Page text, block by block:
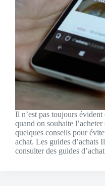
Il n’est pas toujours
quand on souhaite
quelques conseils pour
achat. Les guides d’achats
consulter des guides